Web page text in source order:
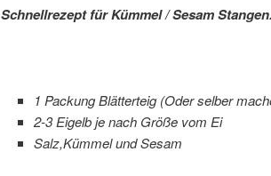
Schnellrezept für Kümmel / Sesam Stangen.
1 Packung Blätterteig (Oder selber
2-3 Eigelb je nach Größe vom Ei
Salz,Kümmel und Sesam